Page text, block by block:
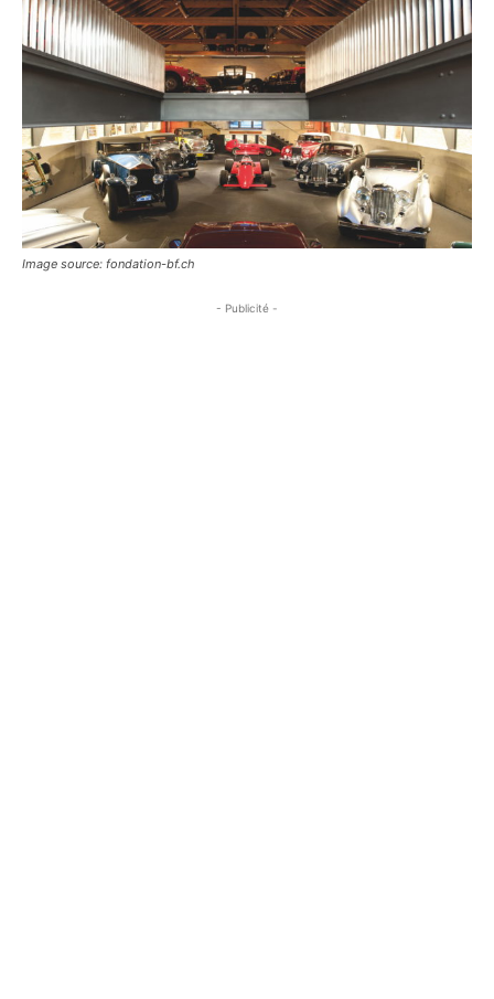
Image source: fondation-bf.ch
- Publicité -